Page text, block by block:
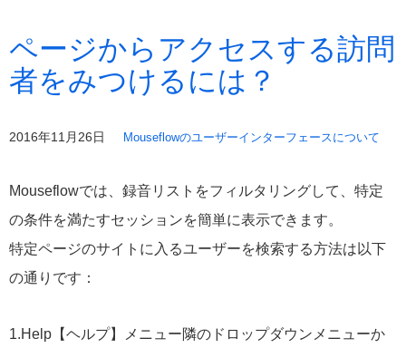
ページからアクセスする訪問
者をみつけるには？
2016年11月26日 Mouseflowのユーザーインターフェースについて
Mouseflowでは、録音リストをフィルタリングして、特定
の条件を満たすセッションを簡単に表示できます。
特定ページのサイトに入るユーザーを検索する方法は以下
の通りです：
1.Help【ヘルプ】メニュー隣のドロップダウンメニューか